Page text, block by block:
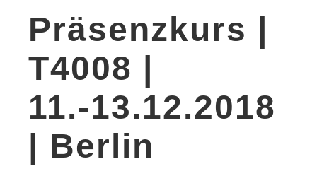
Präsenzkurs |
T4008 |
11.-13.12.2018
| Berlin